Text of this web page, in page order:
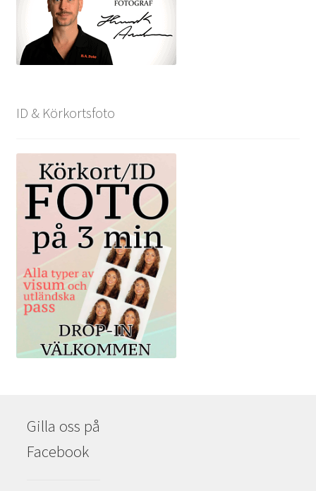
ID & Körkortsfoto
Gilla oss på
Facebook